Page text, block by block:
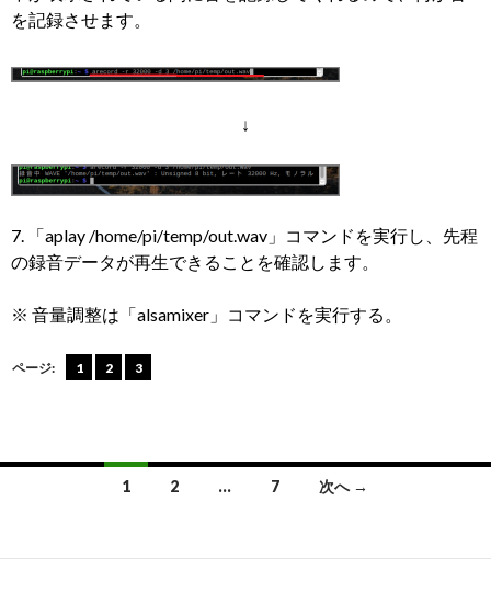
を記録させます。
↓
7. 「aplay /home/pi/temp/out.wav」コマンドを実行し、先程
の録音データが再生できることを確認します。
※ 音量調整は「alsamixer」コマンドを実行する。
ページ: 1 2 3
ナ
1 2 … 7 次へ →